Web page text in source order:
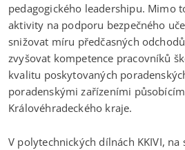
pedagogického leadershipu. Mimo
aktivity na podporu bezpečného
snižovat míru předčasných
zvyšovat kompetence pracovníků
kvalitu poskytovaných
poradenskými zařízeními
Královéhradeckého kraje.
V polytechnických dílnách KKIVI, na